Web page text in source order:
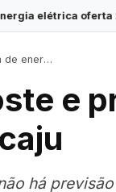
vagas para
Aracaju
e
há